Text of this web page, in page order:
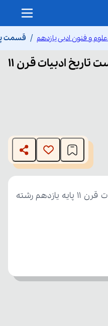
علوم و فنون ادبی یازدهم قسمت
تاریخ ادبیات قرن ۱۱
The media could not be
or network failed or